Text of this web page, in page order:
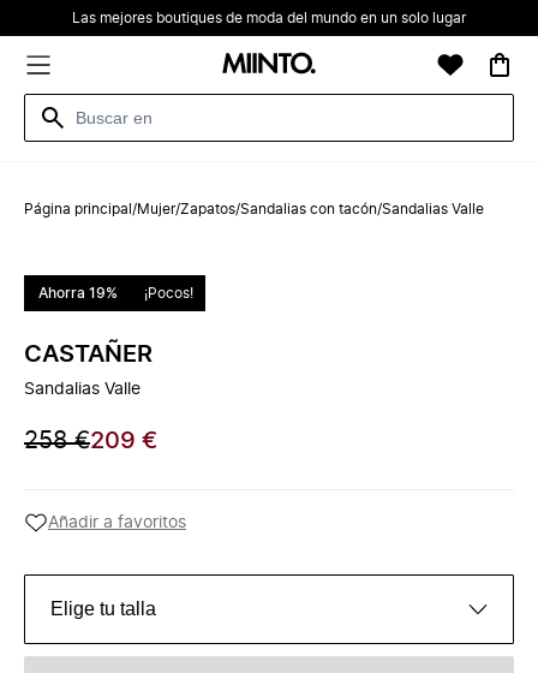
Las mejores boutiques de moda del mundo en un solo lugar
Página principal /Mujer/Zapatos/Sandalias con tacón/Sandalias Valle
Ahorra 19% ¡Pocos!
CASTAÑER
Sandalias Valle
258 €209 €
Añadir a favoritos
Elige tu talla